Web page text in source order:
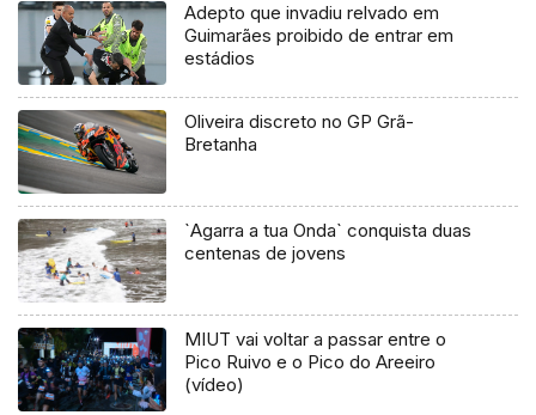
Adepto que invadiu relvado em
Guimarães proibido de entrar em
estádios
Oliveira discreto no GP Grã-
Bretanha
`Agarra a tua Onda` conquista duas
centenas de jovens
MIUT vai voltar a passar entre o
Pico Ruivo e o Pico do Areeiro
(vídeo)